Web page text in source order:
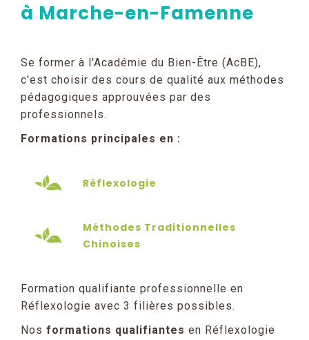
à Marche-en-Famenne
Se former à l'Académie du Bien-Être (AcBE),
c'est choisir des cours de qualité aux méthodes
pédagogiques approuvées par des
professionnels.
Formations principales en :
Réflexologie
Méthodes Traditionnelles
Chinoises
Formation qualifiante professionnelle en
Réflexologie avec 3 filières possibles.
Nos formations qualifiantes en Réflexologie